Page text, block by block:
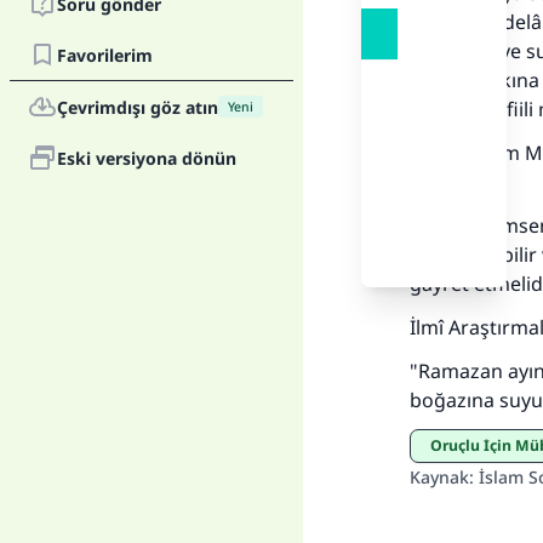
Favorilerim
Çevrimdışı göz atın Yeni
Eski versiyona dönün
olduğuna
dalmanın
âlimler bu
Değerli âlim
"Oruçlu
suda
gayret
İlmî
"Ramazan
boğazına
Oruçlu İçin
Kaynak: İslam